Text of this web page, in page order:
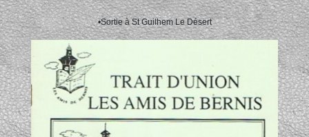
•Sortie à St Guilhem Le Désert